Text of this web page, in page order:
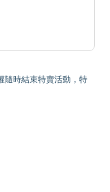
隨時結束特賣活動，特